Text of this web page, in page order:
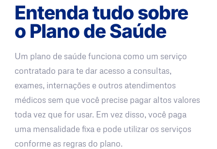
Entenda tudo sobre
o Plano de Saúde
Um plano de saúde funciona como um serviço
contratado para te dar acesso a consultas,
exames, internações e outros atendimentos
médicos sem que você precise pagar altos valores
toda vez que for usar. Em vez disso, você paga
uma mensalidade fixa e pode utilizar os serviços
conforme as regras do plano.